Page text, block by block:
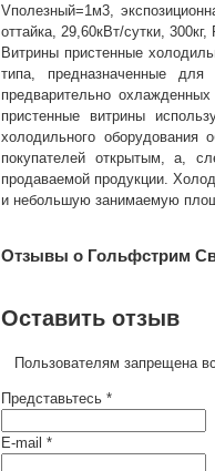
Vполезный=1м3,
оттайка, 29,60кВт/сутки, 300кг,
Витрины пристенные
типа, предназначенные для
предварительно
пристенные витрины
холодильного оборудования
покупателей открытым, а,
продаваемой продукции.
и небольшую занимаемую
Отзывы о Гольфстрим
Оставить отзыв
Пользователям запрещена
Представьтесь *
E-mail *